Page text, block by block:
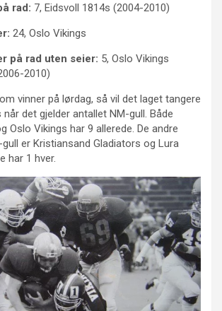
rad: 7, Eidsvoll 1814s (2004-2010)
24, Oslo Vikings
på rad uten seier: 5, Oslo Vikings
2010)
vinner på lørdag, så vil det laget tangere
det gjelder antallet NM-gull. Både
Oslo Vikings har 9 allerede. De andre
er Kristiansand Gladiators og Lura
har 1 hver.